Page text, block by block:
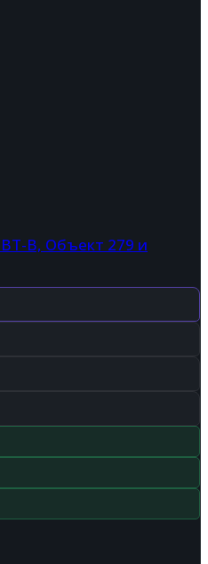
B, Объект 279 и